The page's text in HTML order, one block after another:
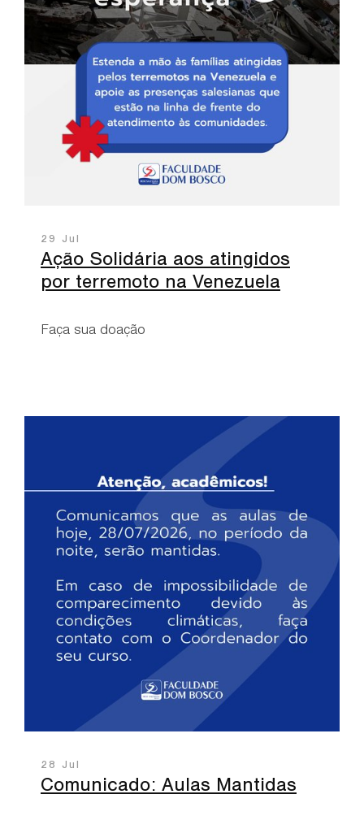
29 Jul
Ação Solidária aos atingidos
por terremoto na Venezuela
Faça sua doação
28 Jul
Comunicado: Aulas Mantidas